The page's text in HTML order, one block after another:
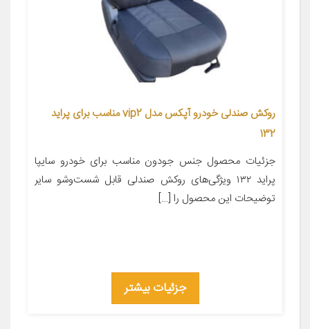
روکش صندلی خودرو آپکس مدل vip2 مناسب برای پراید
132
جزئیات محصول جنس جودون مناسب برای خودرو سایپا
پراید ۱۳۲ ویژگی‌های روکش صندلی قابل شست‌وشو سایر
توضیحات این محصول را […]
جزئیات بیشتر